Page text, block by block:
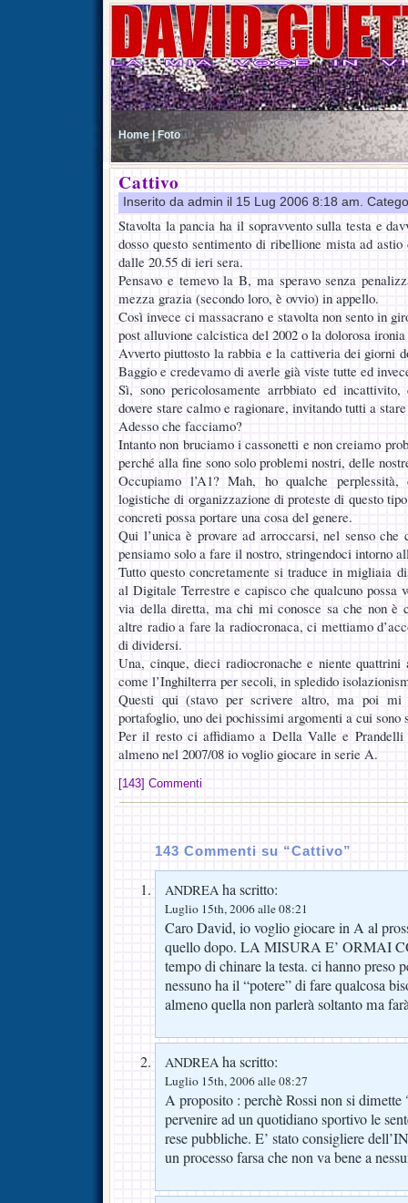
Home | Foto
Cattivo
Inserito da admin il 15 Lug 2006 8:18 am.
Stavolta la pancia ha il sopravvento sulla testa e
dosso questo sentimento di ribellione mista ad
dalle 20.55 di ieri sera.
Pensavo e temevo la B, ma speravo senza
mezza grazia (secondo loro, è ovvio) in appello.
Così invece ci massacrano e stavolta non sento in
post alluvione calcistica del 2002 o la dolorosa
Avverto piuttosto la rabbia e la cattiveria dei giorni
Baggio e credevamo di averle già viste tutte ed
Sì, sono pericolosamente arrbbiato ed
dovere stare calmo e ragionare, invitando tutti a
Adesso che facciamo?
Intanto non bruciamo i cassonetti e non creiamo
perché alla fine sono solo problemi nostri, delle
Occupiamo l’A1? Mah, ho qualche
logistiche di organizzazione di proteste di questo
concreti possa portare una cosa del genere.
Qui l’unica è provare ad arroccarsi, nel senso
pensiamo solo a fare il nostro, stringendoci intorno
Tutto questo concretamente si traduce in migliaia
al Digitale Terrestre e capisco che qualcuno possa
via della diretta, ma chi mi conosce sa che non è
altre radio a fare la radiocronaca, ci mettiamo
di dividersi.
Una, cinque, dieci radiocronache e niente
come l’Inghilterra per secoli, in spledido
Questi qui (stavo per scrivere altro, ma poi mi
portafoglio, uno dei pochissimi argomenti a cui sono
Per il resto ci affidiamo a Della Valle e Prandelli
almeno nel 2007/08 io voglio giocare in serie A.
[143] Commenti
143 Commenti su “Cattivo”
ANDREA ha scritto:
Luglio 15th, 2006 alle 08:21
Caro David, io voglio giocare in A al
quello dopo. LA MISURA E’ ORMAI
tempo di chinare la testa. ci hanno preso
nessuno ha il “potere” di fare qualcosa
almeno quella non parlerà soltanto ma
ANDREA ha scritto:
Luglio 15th, 2006 alle 08:27
A proposito : perchè Rossi non si dimette
pervenire ad un quotidiano sportivo le
rese pubbliche. E’ stato consigliere
un processo farsa che non va bene a